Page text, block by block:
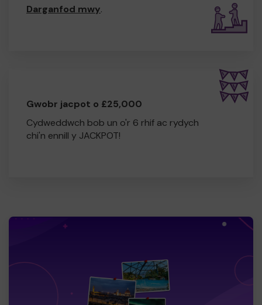
Darganfod mwy.
Gwobr jacpot o £25,000
Cydweddwch bob un o'r 6 rhif ac rydych
chi'n ennill y JACKPOT!